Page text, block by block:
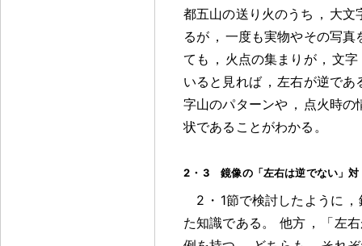
都五山の送り火のうち ， 大文
るが ， 一度も実物やその写真
ても ， 火点の集まりが ， 文字
いると見れば ， 左右が逆であ
字山のパターンや ， 点火時の
状であることがわかる 。
2 ・ 3 鏡像の「左右は逆でない」対
2 ・ 1節で検討したように ，
た知識である 。 他方 ，
「左